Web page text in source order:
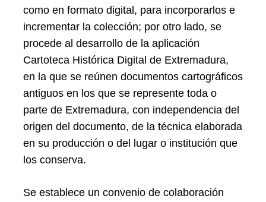
como en formato digital, para incorporarlos e
incrementar la colección; por otro lado, se
procede al desarrollo de la aplicación
Cartoteca Histórica Digital de Extremadura,
en la que se reúnen documentos cartográficos
antiguos en los que se represente toda o
parte de Extremadura, con independencia del
origen del documento, de la técnica elaborada
en su producción o del lugar o institución que
los conserva.
Se establece un convenio de colaboración